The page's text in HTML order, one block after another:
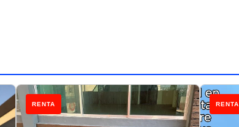
RENTA RENTA